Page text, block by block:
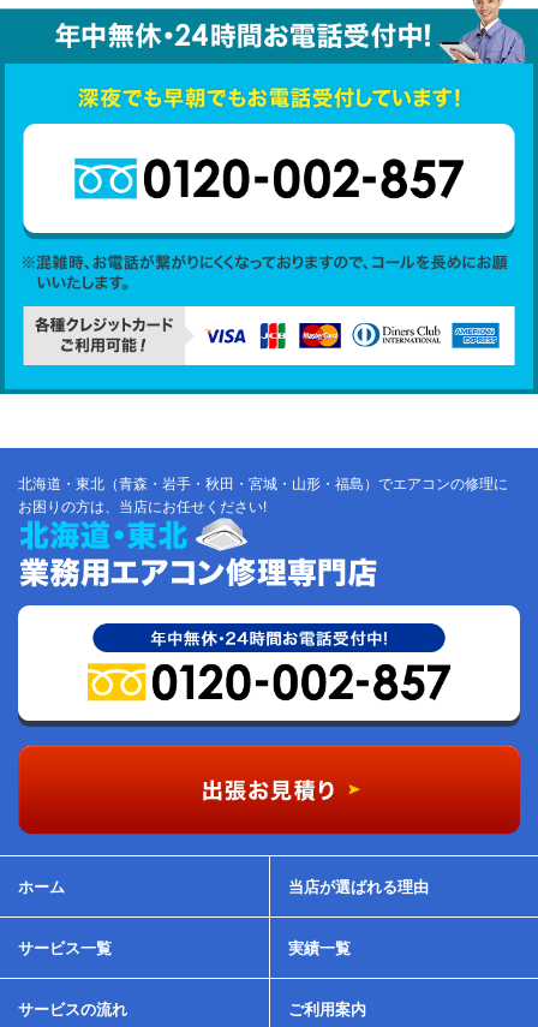
北海道・東北（青森・岩手・秋田・宮城・山形・福島）でエアコンの修理に
お困りの方は、当店にお任せください!
ホーム 当店が選ばれる理由
サービス一覧 実績一覧
サービスの流れ ご利用案内